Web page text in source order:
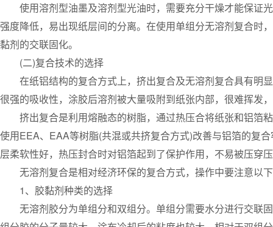
使用溶剂型油墨及溶剂型光油时，需要充分干燥才能保证
强度降低，易出现纸层间的分离。在使用单组分无溶剂复合时
黏剂的交联固化。
(二)复合技术的选择
在纸铝结构的复合方式上，挤出复合及无溶剂复合具有明
很强的吸收性，涂胶后溶剂被大量吸附到纸张内部，很难挥发
挤出复合是利用熔融态的树脂，通过热压合将纸张和铝箔
使用EEA、EAA等树脂(共混或共挤复合方式)改善与铝箔的复
层柔软性好，热压封合时对铝箔起到了保护作用，不易被压穿
无溶剂复合是相对经济环保的复合方式，操作中要注意以
1、胶黏剂种类的选择
无溶剂胶分为单组分和双组分。单组分需要水分进行交联